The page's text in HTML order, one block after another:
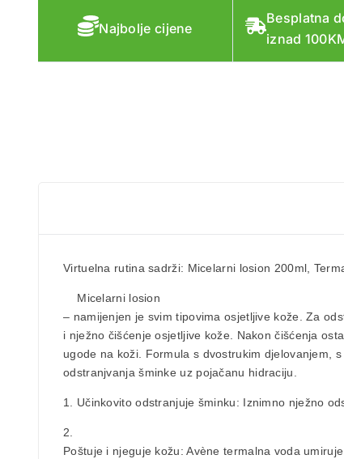
Najbolje cijene
Besplatna
iznad
Virtuelna rutina sadrži: Micelarni losion 200ml,
Micelarni losion
– namijenjen je svim tipovima osjetljive kože. Za
i nježno čišćenje osjetljive kože. Nakon čišćenja
ugode na koži. Formula s dvostrukim djelovanjem,
odstranjvanja šminke uz pojačanu hidraciju.
1. Učinkovito odstranjuje šminku: Iznimno nježno
2.
Poštuje i njeguje kožu: Avène termalna voda